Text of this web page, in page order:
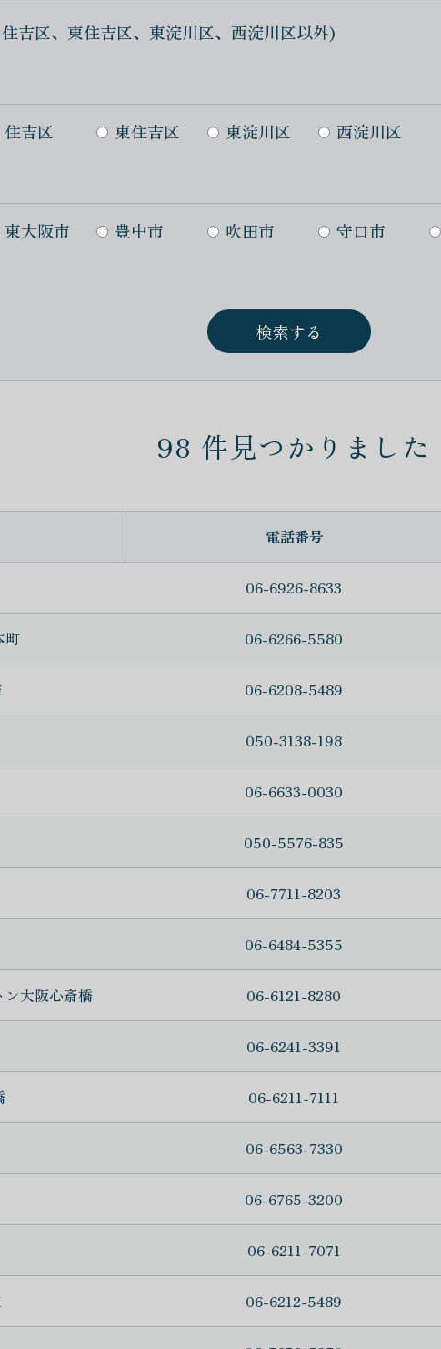
吉区、東住吉区、東淀川区、西淀川区以外)
住吉区 東住吉区 東淀川区 西淀川区
東大阪市 豊中市 吹田市 守口市
98 件見つかりました
電話番号
06-6926-8633
町 06-6266-5580
06-6208-5489
050-3138-198
06-6633-0030
050-5576-835
06-7711-8203
06-6484-5355
大阪心斎橋 06-6121-8280
06-6241-3391
06-6211-7111
06-6563-7330
06-6765-3200
06-6211-7071
06-6212-5489